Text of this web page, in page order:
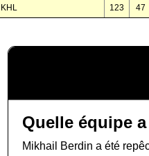
KHL 123 47
Quelle équipe
Mikhail Berdin a été